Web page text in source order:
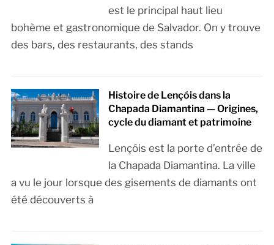
est le principal haut lieu
bohème et gastronomique de Salvador. On y trouve
des bars, des restaurants, des stands
Histoire de Lençóis dans la
Chapada Diamantina — Origines,
cycle du diamant et patrimoine
Lençóis est la porte d’entrée de
la Chapada Diamantina. La ville
a vu le jour lorsque des gisements de diamants ont
été découverts à